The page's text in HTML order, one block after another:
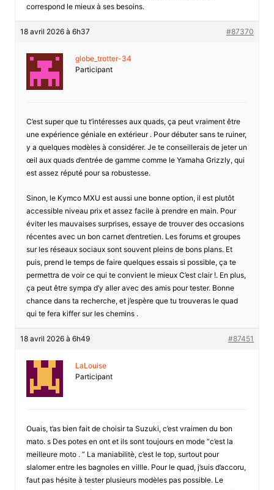
correspond le mieux à ses besoins.
18 avril 2026 à 6h37 #87370
globe_trotter-34
Participant
C’est super que tu t’intéresses aux quads, ça peut vraiment être
une expérience géniale en extérieur . Pour débuter sans te ruiner,
y a quelques modèles à considérer. Je te conseillerais de jeter un
œil aux quads d’entrée de gamme comme le Yamaha Grizzly, qui
est assez réputé pour sa robustesse.
Sinon, le Kymco MXU est aussi une bonne option, il est plutôt
accessible niveau prix et assez facile à prendre en main. Pour
éviter les mauvaises surprises, essaye de trouver des occasions
récentes avec un bon carnet d’entretien. Les forums et groupes
sur les réseaux sociaux sont souvent pleins de bons plans. Et
puis, prend le temps de faire quelques essais si possible, ça te
permettra de voir ce qui te convient le mieux C’est clair !. En plus,
ça peut être sympa d’y aller avec des amis pour tester. Bonne
chance dans ta recherche, et j’espère que tu trouveras le quad
qui te fera kiffer sur les chemins .
18 avril 2026 à 6h49 #87451
LaLouise
Participant
Ouais, t’as bien fait de choisir ta Suzuki, c’est vraimen du bon
mato. s Des potes en ont et ils sont toujours en mode “c’est la
meilleure moto . ” La maniabilitè, c’est le top, surtout pour
slalomer entre les bagnoles en villle. Pour le quad, j’suis d’accoru,
faut pas hésite à tester plusieurs modèles pas possible. Le